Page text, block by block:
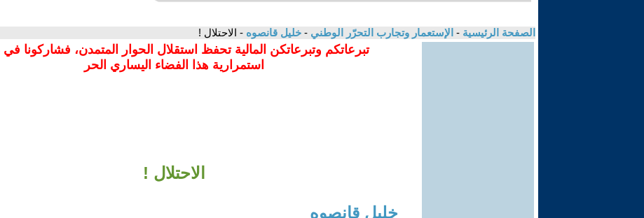
الصفحة الرئيسية - الإستعمار وتجارب التحرّر الوطني - خليل قانصوه - الاحتلال !
تبرعاتكم وتبرعاتكن المالية تحفظ استقلال الحوار المتمدن، فشاركونا
استمرارية هذا الفضاء اليساري الحر
الاحتلال !
خليل قانصوه